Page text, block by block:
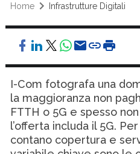
Home Infrastrutture Digitali
I-Com fotografa una
la maggioranza non
FTTH o 5G e spesso
l’offerta includa il 5G.
contano copertura e